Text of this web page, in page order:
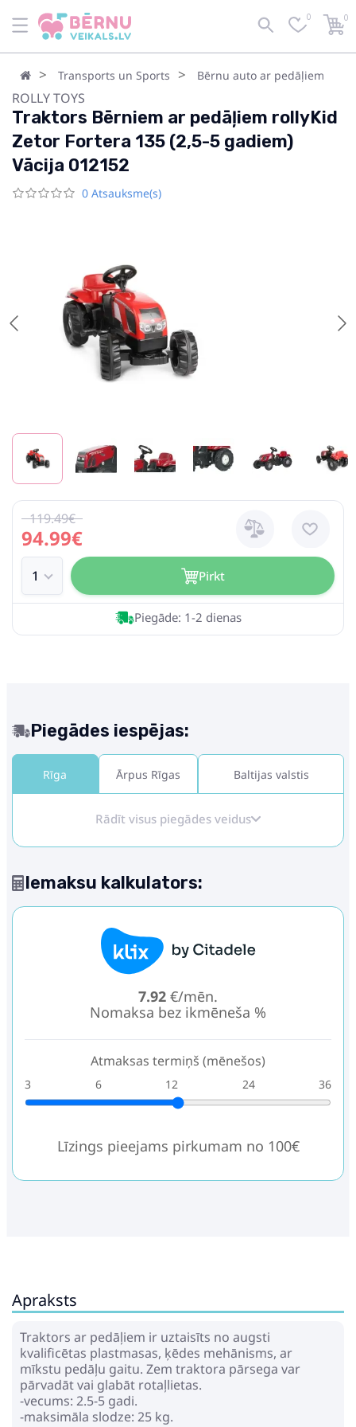
0 0
Transports un Sports Bērnu auto ar pedāļiem
ROLLY TOYS
Traktors Bērniem ar pedāļiem rollyKid
Zetor Fortera 135 (2,5-5 gadiem)
Vācija 012152
0 Atsauksme(s)
94.99€
119.49€
Pirkt
Piegāde: 1-2 dienas
Piegādes iespējas:
Rīga Ārpus Rīgas Baltijas valstis
Rādīt visus piegādes veidus
Iemaksu kalkulators:
7.92 €/mēn.
Nomaksa bez ikmēneša %
Atmaksas termiņš (mēnešos)
3 6 12 24 36
Līzings pieejams pirkumam no 100€
Apraksts
Traktors ar pedāļiem ir uztaisīts no augsti
kvalificētas plastmasas, ķēdes mehānisms, ar
mīkstu pedāļu gaitu. Zem traktora pārsega var
pārvadāt vai glabāt rotaļlietas.
-vecums: 2.5-5 gadi.
-maksimāla slodze: 25 kg.